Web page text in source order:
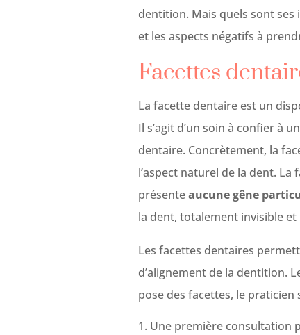
dentition. Mais quels sont ses
et les aspects négatifs à
Facettes
La facette dentaire est un
Il s’agit d’un soin à confier à
dentaire. Concrètement, la
l’aspect naturel de la dent.
présenteaucune gêne
la dent, totalement invisible
Les facettes dentaires
d’alignement de la dentition.
pose des facettes, le praticien
Une première consultation